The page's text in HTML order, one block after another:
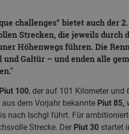
challenges“ bietet auch der
Strecken, die jeweils durch
Höhenwegs führen. Die
und Galtür – und enden alle
Piut 100, der auf 101 Kilometer und
dem Vorjahr bekannte Piut 85,
nach Ischgl führt. Für
Strecke. Der Piut 30startet